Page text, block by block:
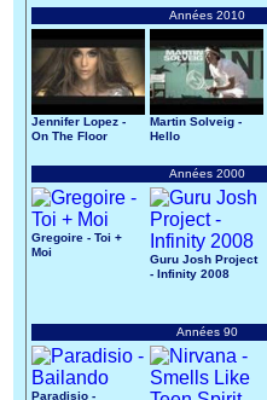
Années 2010
Jennifer Lopez -
On The Floor
Martin Solveig -
Hello
Années 2000
Gregoire - Toi +
Moi
Guru Josh Project
- Infinity 2008
Années 90
Paradisio -